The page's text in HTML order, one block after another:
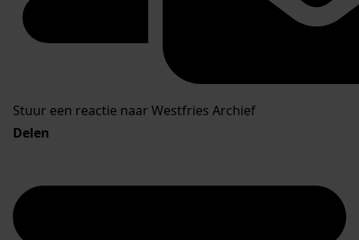
Stuur een reactie naar Westfries Archief
Delen